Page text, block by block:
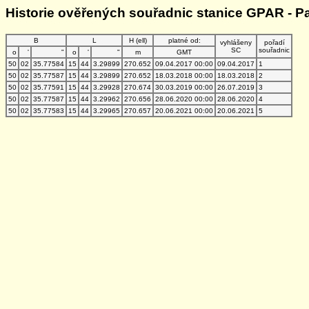
Historie ověřených souřadnic stanice GPAR -
B L H (ell) platné od:
vyhlášeny
SC
pořadí
souřadnic
o ' " o ' " m
GMT
50 02 35.77584 15 44 3.29899 270.652 09.04.2017 00:00 09.04.2017
1
50 02 35.77587 15 44 3.29899 270.652 18.03.2018 00:00 18.03.2018
2
50 02 35.77591 15 44 3.29928 270.674 30.03.2019 00:00 26.07.2019
3
50 02 35.77587 15 44 3.29962 270.656 28.06.2020 00:00 28.06.2020 4
50 02 35.77583 15 44 3.29965 270.657 20.06.2021 00:00 20.06.2021 5